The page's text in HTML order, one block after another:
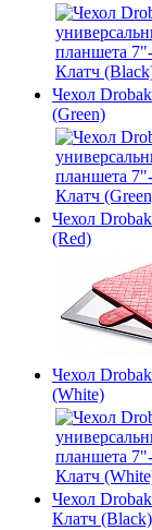
Чехол
(Green)
Чехол
(Red)
Чехол
(White)
Чехол
Клатч (Black)